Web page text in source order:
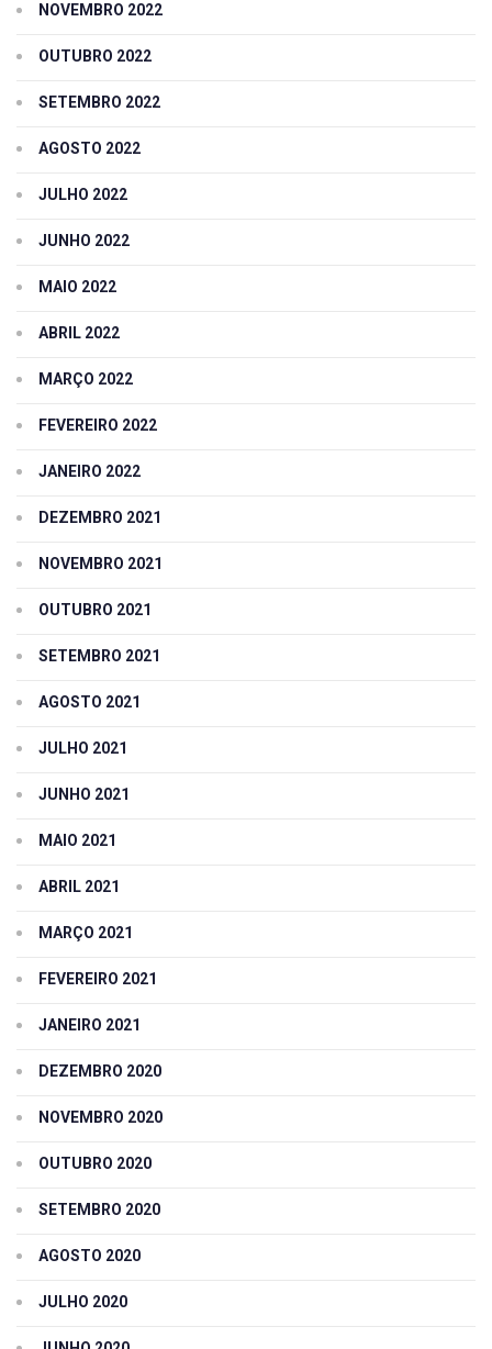
NOVEMBRO 2022
OUTUBRO 2022
SETEMBRO 2022
AGOSTO 2022
JULHO 2022
JUNHO 2022
MAIO 2022
ABRIL 2022
MARÇO 2022
FEVEREIRO 2022
JANEIRO 2022
DEZEMBRO 2021
NOVEMBRO 2021
OUTUBRO 2021
SETEMBRO 2021
AGOSTO 2021
JULHO 2021
JUNHO 2021
MAIO 2021
ABRIL 2021
MARÇO 2021
FEVEREIRO 2021
JANEIRO 2021
DEZEMBRO 2020
NOVEMBRO 2020
OUTUBRO 2020
SETEMBRO 2020
AGOSTO 2020
JULHO 2020